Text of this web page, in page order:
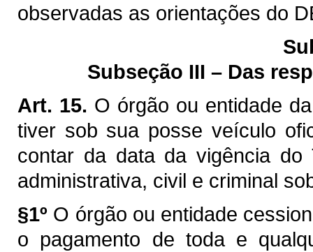
observadas as orientações do
Subseção III – Das
Art. 15. O órgão ou entidade
tiver sob sua posse veículo
contar da data da vigência do
administrativa, civil e criminal
§1º O órgão ou entidade
o pagamento de toda e